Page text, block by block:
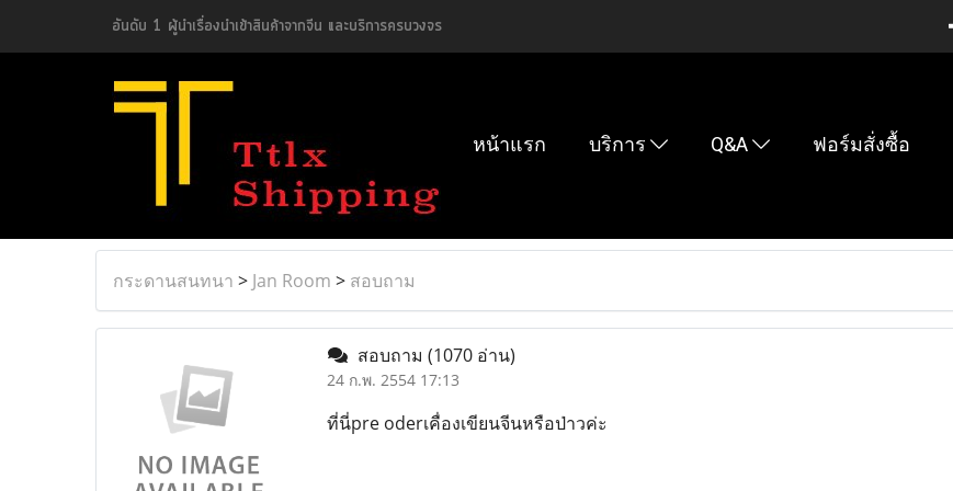
อันดับ 1 ผู้นำเรื่องนำเข้าสินค้าจากจีน และบริการครบวงจร
หน้าแรก บริการ Q&A ฟอร์มสั่งซื้อ
กระดานสนทนา > Jan Room > สอบถาม
สอบถาม (1070 อ่าน)
24 ก.พ. 2554 17:13
ที่นี่pre oderเคื่องเขียนจีนหรือป่าวค่ะ